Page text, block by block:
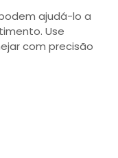
ajudá-lo a
Use
com precisão